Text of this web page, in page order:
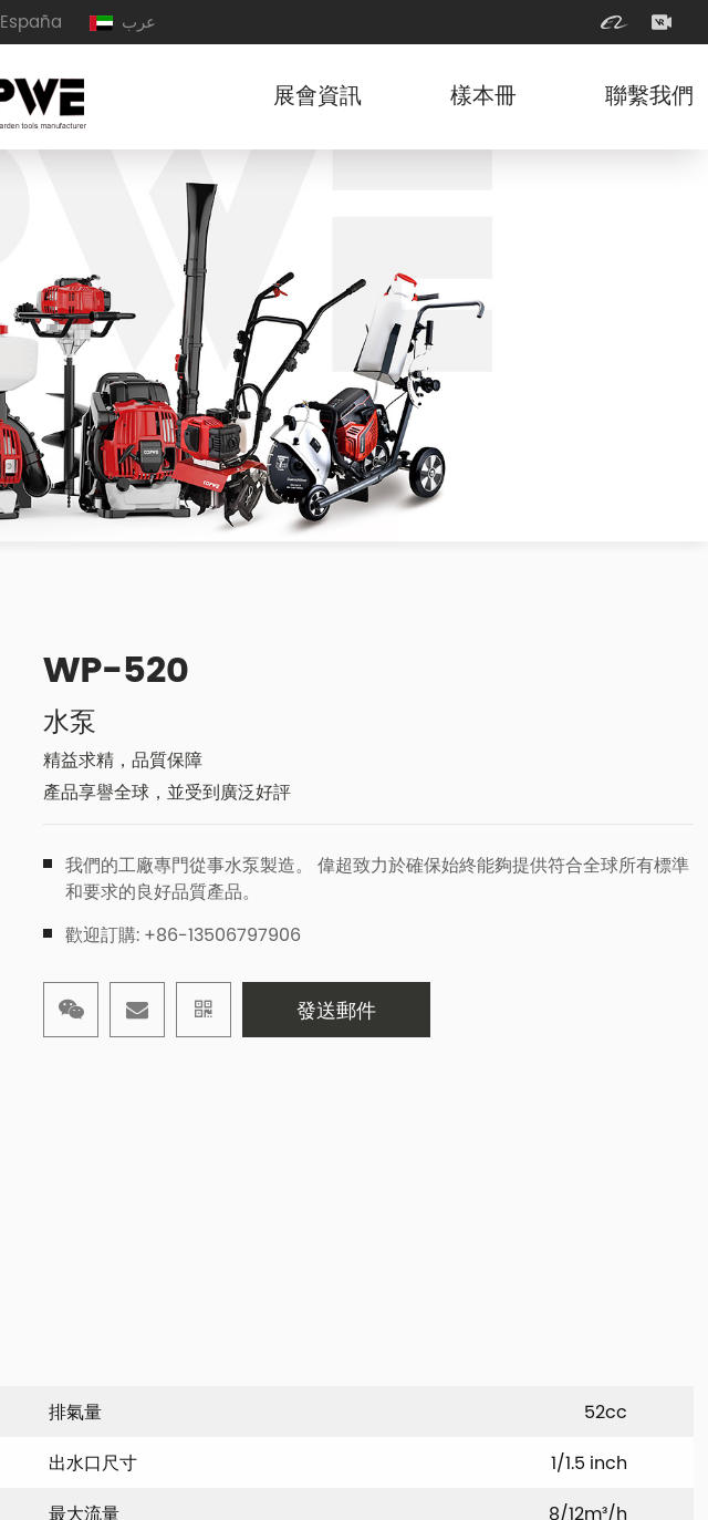
España عرب
展會資訊 樣本冊 聯繫我們
WP-520
水泵
精益求精，品質保障
產品享譽全球，並受到廣泛好評
我們的工廠專門從事水泵製造。 偉超致力於確保始終能夠提供符合全球所有標準
和要求的良好品質產品。
歡迎訂購: +86-13506797906
發送郵件
排氣量
52cc
出水口尺寸
1/1.5 inch
最大流量
8/12m³/h